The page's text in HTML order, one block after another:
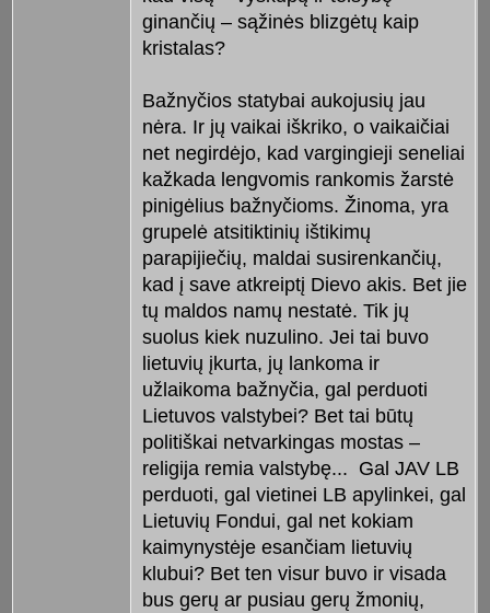
ginančių – sąžinės blizgėtų kaip
kristalas?
Bažnyčios statybai aukojusių jau
nėra. Ir jų vaikai iškriko, o vaikaičiai
net negirdėjo, kad vargingieji seneliai
kažkada lengvomis rankomis žarstė
pinigėlius bažnyčioms. Žinoma, yra
grupelė atsitiktinių ištikimų
parapijiečių, maldai susirenkančių,
kad į save atkreiptį Dievo akis. Bet jie
tų maldos namų nestatė. Tik jų
suolus kiek nuzulino. Jei tai buvo
lietuvių įkurta, jų lankoma ir
užlaikoma bažnyčia, gal perduoti
Lietuvos valstybei? Bet tai būtų
politiškai netvarkingas mostas –
religija remia valstybę... Gal JAV LB
perduoti, gal vietinei LB apylinkei, gal
Lietuvių Fondui, gal net kokiam
kaimynystėje esančiam lietuvių
klubui? Bet ten visur buvo ir visada
bus gerų ar pusiau gerų žmonių,